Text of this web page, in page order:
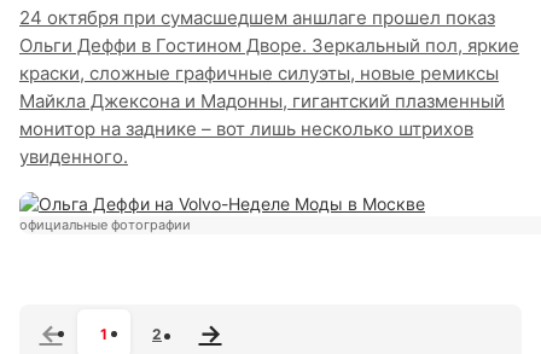
24 октября при сумасшедшем аншлаге прошел показ
Ольги Деффи в Гостином Дворе. Зеркальный пол, яркие
краски, сложные графичные силуэты, новые ремиксы
Майкла Джексона и Мадонны, гигантский плазменный
монитор на заднике – вот лишь несколько штрихов
увиденного.
официальные фотографии
1 2